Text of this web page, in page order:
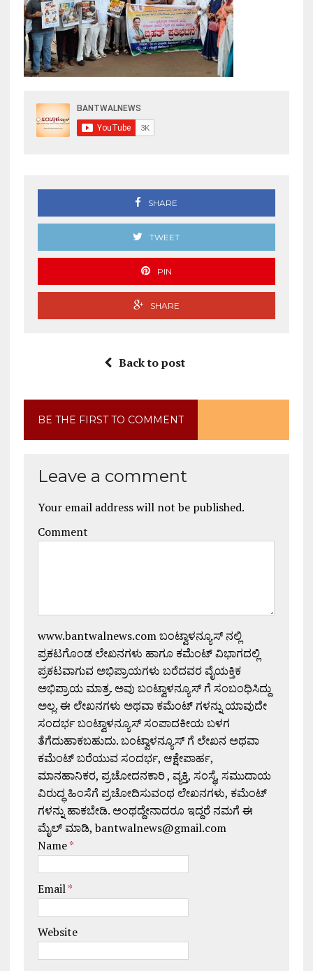
SHARE
TWEET
PIN
SHARE
Back to post
BE THE FIRST TO COMMENT
Leave a comment
Your email address will not be published.
Comment
www.bantwalnews.com ಬಂಟ್ವಾಳನ್ಯೂಸ್ ನಲ್ಲಿ
ಪ್ರಕಟಗೊಂಡ ಲೇಖನಗಳು ಹಾಗೂ ಕಮೆಂಟ್ ವಿಭಾಗದಲ್ಲಿ
ಪ್ರಕಟವಾಗುವ ಅಭಿಪ್ರಾಯಗಳು ಬರೆದವರ ವೈಯಕ್ತಿಕ
ಅಭಿಪ್ರಾಯ ಮಾತ್ರ. ಅವು ಬಂಟ್ವಾಳನ್ಯೂಸ್ ಗೆ ಸಂಬಂಧಿಸಿದ್ದು
ಅಲ್ಲ. ಈ ಲೇಖನಗಳು ಅಥವಾ ಕಮೆಂಟ್ ಗಳನ್ನು ಯಾವುದೇ
ಸಂದರ್ಭ ಬಂಟ್ವಾಳನ್ಯೂಸ್ ಸಂಪಾದಕೀಯ ಬಳಗ
ತೆಗೆದುಹಾಕಬಹುದು. ಬಂಟ್ವಾಳನ್ಯೂಸ್ ಗೆ ಲೇಖನ ಅಥವಾ
ಕಮೆಂಟ್ ಬರೆಯುವ ಸಂದರ್ಭ, ಆಕ್ಷೇಪಾರ್ಹ,
ಮಾನಹಾನಿಕರ, ಪ್ರಚೋದನಕಾರಿ , ವ್ಯಕ್ತಿ, ಸಂಸ್ಥೆ, ಸಮುದಾಯ
ವಿರುದ್ಧ ಹಿಂಸೆಗೆ ಪ್ರಚೋದಿಸುವಂಥ ಲೇಖನಗಳು, ಕಮೆಂಟ್
ಗಳನ್ನು ಹಾಕಬೇಡಿ. ಅಂಥದ್ದೇನಾದರೂ ಇದ್ದರೆ ನಮಗೆ ಈ
ಮೈಲ್ ಮಾಡಿ, bantwalnews@gmail.com
Name*
Email*
Website